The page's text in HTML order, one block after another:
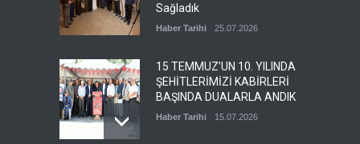
Sağladık
Haber Tarihi 25.07.2026
15 TEMMUZ’UN 10. YILINDA
ŞEHİTLERİMİZİ KABİRLERİ
BAŞINDA DUALARLA ANDIK
Haber Tarihi 15.07.2026